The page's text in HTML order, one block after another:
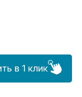
в 1 клик